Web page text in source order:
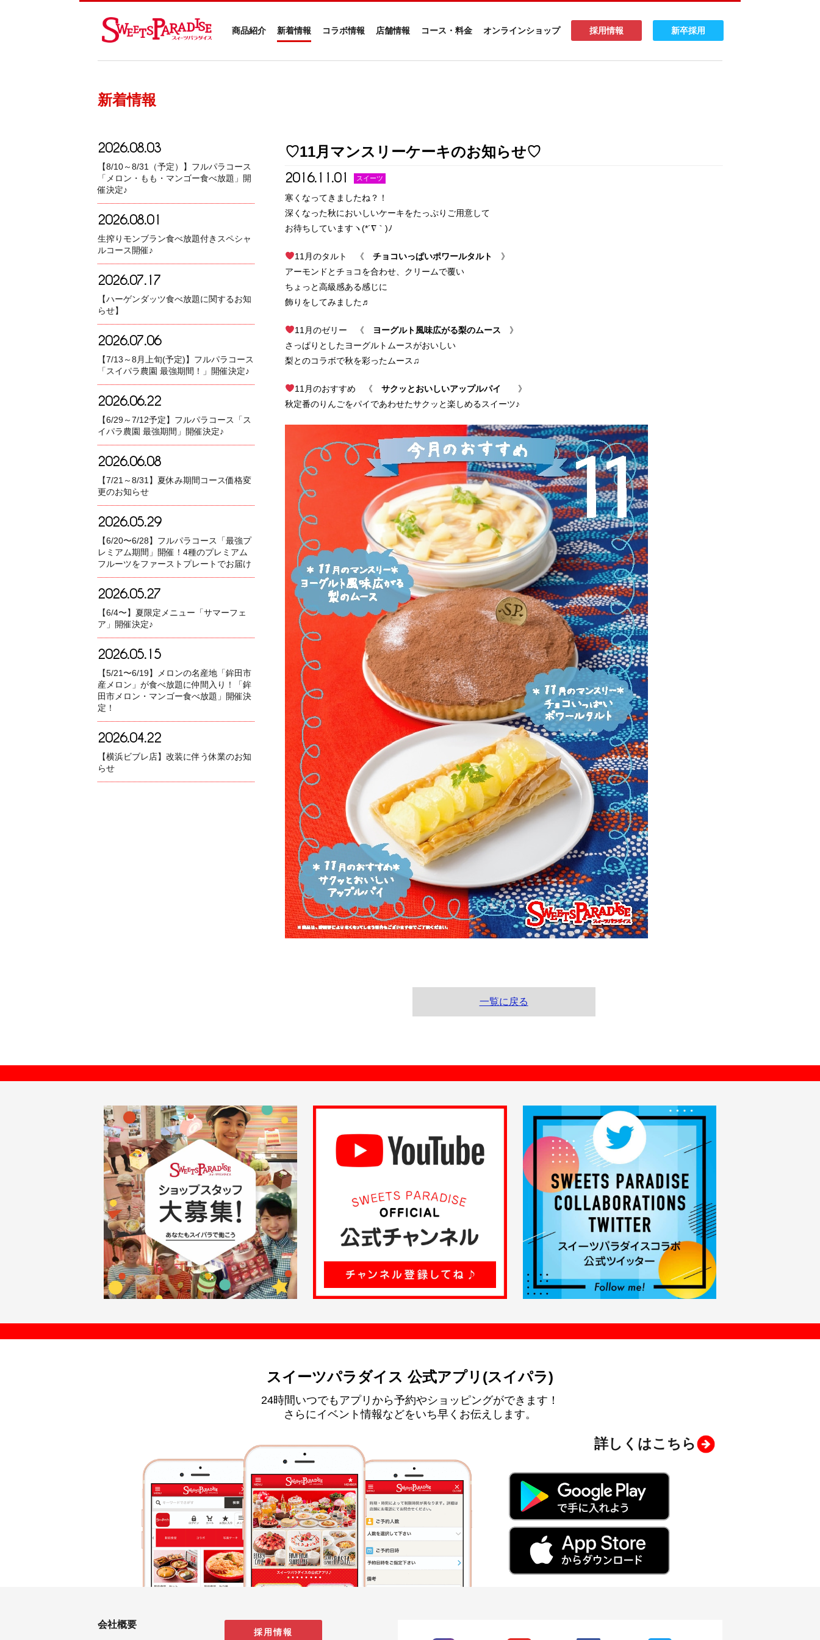
商品紹介 新着情報 コラボ情報 店舗情報 コース・料金 オンラインショップ 採用情報 新卒採用
新着情報
2026.08.03
【8/10～8/31（予定）】フルパラコース
「メロン・もも・マンゴー食べ放題」開
催決定♪
2026.08.01
生搾りモンブラン食べ放題付きスペシャ
ルコース開催♪
2026.07.17
【ハーゲンダッツ食べ放題に関するお知
らせ】
2026.07.06
【7/13～8月上旬(予定)】フルパラコース
「スイパラ農園 最強期間！」開催決定♪
2026.06.22
【6/29～7/12予定】フルパラコース「ス
イパラ農園 最強期間」開催決定♪
2026.06.08
【7/21～8/31】夏休み期間コース価格変
更のお知らせ
2026.05.29
【6/20〜6/28】フルパラコース「最強プ
レミアム期間」開催！4種のプレミアム
フルーツをファーストプレートでお届け
2026.05.27
【6/4〜】夏限定メニュー「サマーフェ
ア」開催決定♪
2026.05.15
【5/21〜6/19】メロンの名産地「鉾田市
産メロン」が食べ放題に仲間入り！「鉾
田市メロン・マンゴー食べ放題」開催決
定！
2026.04.22
【横浜ビブレ店】改装に伴う休業のお知
らせ
♡11月マンスリーケーキのお知らせ♡
2016.11.01 スイーツ
寒くなってきましたね？！
深くなった秋においしいケーキをたっぷりご用意して
お待ちしていますヽ(*´∇｀)ﾉ
11月のタルト 《チョコいっぱいポワールタルト
》
アーモンドとチョコを合わせ、クリームで覆い
ちょっと高級感ある感じに
飾りをしてみました♬
11月のゼリー 《 ヨーグルト風味広がる梨のムース 》
さっぱりとしたヨーグルトムースがおいしい
梨とのコラボで秋を彩ったムース♫
11月のおすすめ 《サクッとおいしいアップルパイ
》
秋定番のりんごをパイであわせたサクッと楽しめるスイーツ♪
一覧に戻る
スイーツパラダイス 公式アプリ(スイパラ)
24時間いつでもアプリから予約やショッピングができます！
さらにイベント情報などをいち早くお伝えします。
詳しくはこちら
会社概要
採用情報